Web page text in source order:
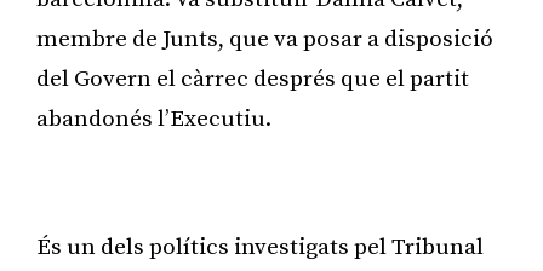
membre de Junts, que va posar a disposició
del Govern el càrrec després que el partit
abandonés l’Executiu.
És un dels polítics investigats pel Tribunal